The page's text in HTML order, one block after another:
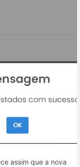
assim que a nova